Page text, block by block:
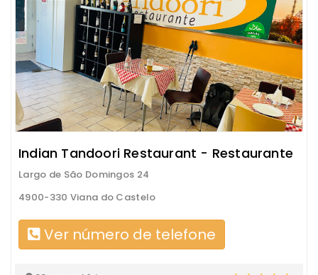
Indian Tandoori Restaurant - Restaurante
Largo de São Domingos 24
4900-330 Viana do Castelo
Ver número de telefone